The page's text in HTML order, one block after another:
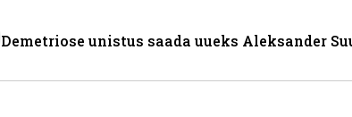
Demetriose unistus saada uueks Aleksander